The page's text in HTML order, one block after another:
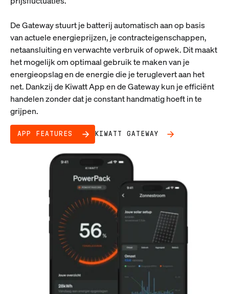
De Gateway stuurt je batterij automatisch aan op basis
van actuele energieprijzen, je contracteigenschappen,
netaansluiting en verwachte verbruik of opwek. Dit maakt
het mogelijk om optimaal gebruik te maken van je
energieopslag en de energie die je teruglevert aan het
net. Dankzij de Kiwatt App en de Gateway kun je efficiënt
handelen zonder dat je constant handmatig hoeft in te
grijpen.
APP FEATURES KIWATT GATEWAY